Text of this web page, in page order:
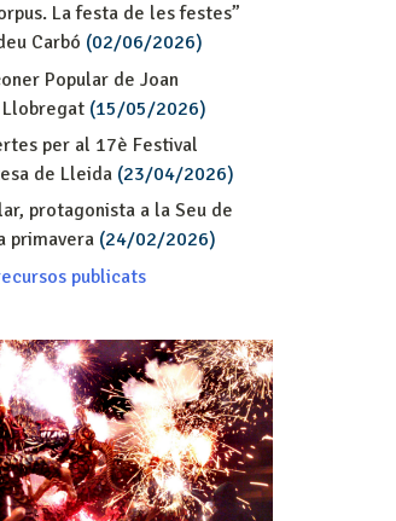
La festa de les festes”
Carbó (02/06/2026)
Popular de Joan
Llobregat(15/05/2026)
per al 17è Festival
de Lleida(23/04/2026)
protagonista a la Seu de
primavera(24/02/2026)
publicats